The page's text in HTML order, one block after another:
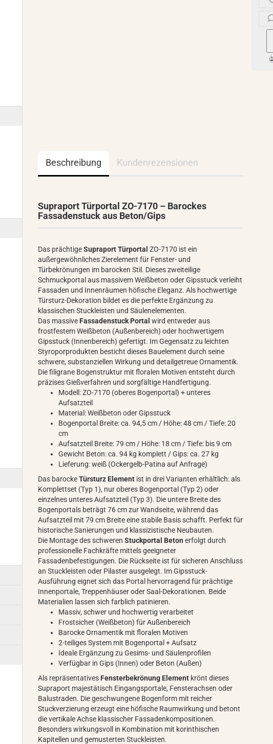
Beschreibung Kundenrezensionen
Supraport Türportal ZO-7170 – Barockes
Fassadenstuck aus Beton/Gips
Das prächtigeSupraport Türportal ZO-7170 ist ein
außergewöhnliches Zierelement für Fenster- und
Türbekrönungen im barocken Stil. Dieses zweiteilige
Schmuckportal aus massivem Weißbeton oder Gipsstuck verleiht
Fassaden und Innenräumen höfische Eleganz. Als hochwertige
Türsturz-Dekoration bildet es die perfekte Ergänzung zu
klassischen Stuckleisten und Säulenelementen.
Das massive Fassadenstuck Portal wird entweder aus
frostfestem Weißbeton (Außenbereich) oder hochwertigem
Gipsstuck (Innenbereich) gefertigt. Im Gegensatz zu leichten
Styroporprodukten besticht dieses Bauelement durch seine
schwere, substanziellen Wirkung und detailgetreue Ornamentik.
Die filigrane Bogenstruktur mit floralen Motiven entsteht durch
präzises Gießverfahren und sorgfältige Handfertigung.
Modell: ZO-7170 (oberes Bogenportal) + unteres
Aufsatzteil
Material: Weißbeton oder Gipsstuck
Bogenportal Breite: ca. 94,5 cm / Höhe: 48 cm / Tiefe: 20
cm
Aufsatzteil Breite: 79 cm / Höhe: 18 cm / Tiefe: bis 9 cm
Gewicht Beton: ca. 94 kg komplett / Gips: ca. 27 kg
Lieferung: weiß (Ockergelb-Patina auf Anfrage)
Das barockeTürsturz Element ist in drei Varianten erhältlich: als
Komplettset (Typ 1), nur oberes Bogenportal (Typ 2) oder
einzelnes unteres Aufsatzteil (Typ 3). Die untere Breite des
Bogenportals beträgt 76 cm zur Wandseite, während das
Aufsatzteil mit 79 cm Breite eine stabile Basis schafft. Perfekt für
historische Sanierungen und klassizistische Neubauten.
Die Montage des schwerenStuckportal Beton erfolgt durch
professionelle Fachkräfte mittels geeigneter
Fassadenbefestigungen. Die Rückseite ist für sicheren Anschluss
an Stuckleisten oder Pilaster ausgelegt. Im Gipsstuck-
Ausführung eignet sich das Portal hervorragend für prächtige
Innenportale, Treppenhäuser oder Saal-Dekorationen. Beide
Materialien lassen sich farblich patinieren.
Massiv, schwer und hochwertig verarbeitet
Frostsicher (Weißbeton) für Außenbereich
Barocke Ornamentik mit floralen Motiven
2-teiliges System mit Bogenportal + Aufsatz
Ideale Ergänzung zu Gesims- und Säulenprofilen
Verfügbar in Gips (Innen) oder Beton (Außen)
Als repräsentatives Fensterbekrönung Element krönt dieses
Supraport majestätisch Eingangsportale, Fensterachsen oder
Balustraden. Die geschwungene Bogenform mit reicher
Stuckverzierung erzeugt eine höfische Raumwirkung und betont
die vertikale Achse klassischer Fassadenkompositionen.
Besonders wirkungsvoll in Kombination mit korinthischen
Kapitellen und gemusterten Stuckleisten.